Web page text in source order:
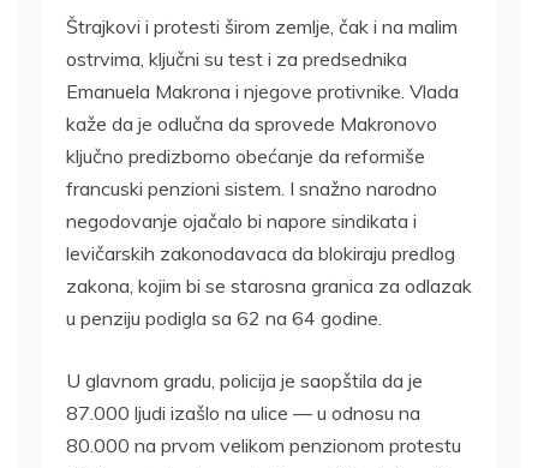
Štrajkovi i protesti širom zemlje, čak i na malim
ostrvima, ključni su test i za predsednika
Emanuela Makrona i njegove protivnike. Vlada
kaže da je odlučna da sprovede Makronovo
ključno predizborno obećanje da reformiše
francuski penzioni sistem. I snažno narodno
negodovanje ojačalo bi napore sindikata i
levičarskih zakonodavaca da blokiraju predlog
zakona, kojim bi se starosna granica za odlazak
u penziju podigla sa 62 na 64 godine.
U glavnom gradu, policija je saopštila da je
87.000 ljudi izašlo na ulice — u odnosu na
80.000 na prvom velikom penzionom protestu